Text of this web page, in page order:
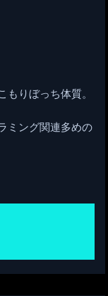
もりぼっち体質。
ミング関連多めの